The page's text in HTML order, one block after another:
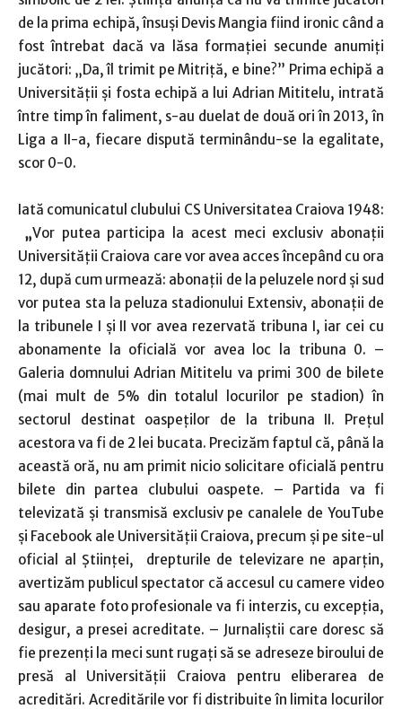
de la prima echipă, însuşi Devis Mangia fiind ironic când a
fost întrebat dacă va lăsa formaţiei secunde anumiţi
jucători: „Da, îl trimit pe Mitriţă, e bine?” Prima echipă a
Universităţii şi fosta echipă a lui Adrian Mititelu, intrată
între timp în faliment, s-au duelat de două ori în 2013, în
Liga a II-a, fiecare dispută terminându-se la egalitate,
scor 0-0.
Iată comunicatul clubului CS Universitatea Craiova 1948:
„Vor putea participa la acest meci exclusiv abonații
Universității Craiova care vor avea acces începând cu ora
12, după cum urmează: abonații de la peluzele nord și sud
vor putea sta la peluza stadionului Extensiv, abonații de
la tribunele I și II vor avea rezervată tribuna I, iar cei cu
abonamente la oficială vor avea loc la tribuna 0. –
Galeria domnului Adrian Mititelu va primi 300 de bilete
(mai mult de 5% din totalul locurilor pe stadion) în
sectorul destinat oaspeților de la tribuna II. Prețul
acestora va fi de 2 lei bucata. Precizăm faptul că, până la
această oră, nu am primit nicio solicitare oficială pentru
bilete din partea clubului oaspete. – Partida va fi
televizată și transmisă exclusiv pe canalele de YouTube
și Facebook ale Universității Craiova, precum și pe site-ul
oficial al Științei, drepturile de televizare ne aparțin,
avertizăm publicul spectator că accesul cu camere video
sau aparate foto profesionale va fi interzis, cu excepția,
desigur, a presei acreditate. – Jurnaliștii care doresc să
fie prezenți la meci sunt rugați să se adreseze biroului de
presă al Universității Craiova pentru eliberarea de
acreditări. Acreditările vor fi distribuite în limita locurilor